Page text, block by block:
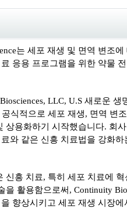
는 세포 재생 및 면역 변조
응용 프로그램을 위한 약물
LLC, U.S 새로운 생
식적으로 세포 재생, 면역 변
상용화하기 시작했습니다. 회
와 같은 신흥 치료법을 강화하
신흥 치료, 특히 세포 치료에
활용함으로써, Continuity
향상시키고 세포 재생 시장